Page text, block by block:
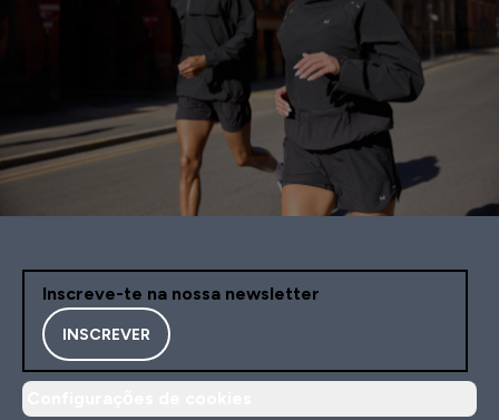
Inscreve-te na nossa newsletter
INSCREVER